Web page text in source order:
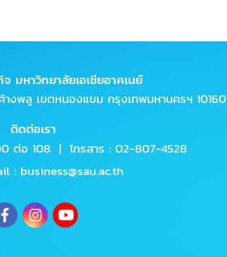
มหาวิทยาลัยเอเชียอาคเนย์
งพลู เขตหนองแขม กรุงเทพมหานครฯ 10160
ติดต่อเรา
ต่อ 108 | โทรสาร : 02-807-4528
: business@sau.ac.th